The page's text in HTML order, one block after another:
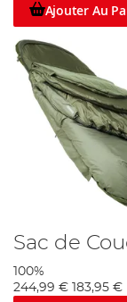
Ajouter Au
Sac de
100%
244,99 € 183,95 €